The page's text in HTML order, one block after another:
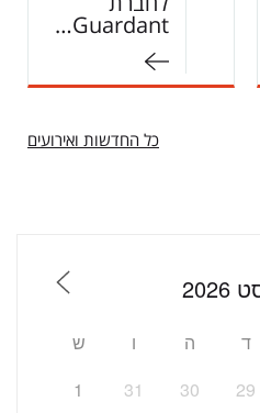
כל החדשות ואירועים
ד ה ו
ש
29
30
31
1